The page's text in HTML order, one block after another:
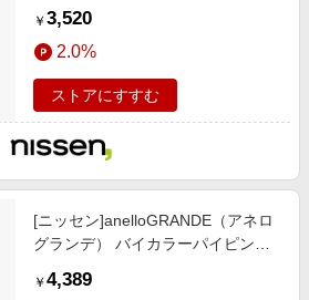
スシューズ)/バッグ/アクセサリー /
バッグ/鞄/ ショルダーバッグ/マル
チ
￥ 3,520
2.0%
ストアにすすむ
[ニッセン]anelloGRANDE（アネロ
グランデ） バイカラーパイピング
ディースシューズ)/バッグ/アクセサ
￥ 4,389